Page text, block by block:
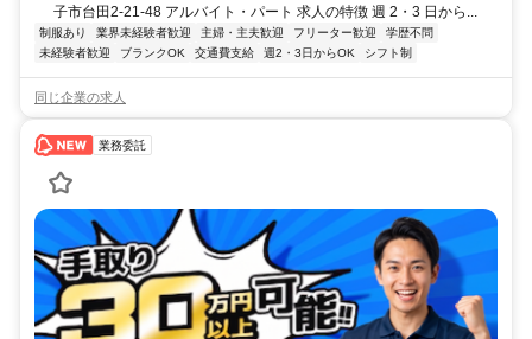
子市台田2-21-48 アルバイト・パート 求人の特徴 週 2・3 日から...
制服あり 業界未経験者歓迎 主婦・主夫歓迎 フリーター歓迎
学歴不問
未経験者歓迎
ブランクOK 交通費支給 週2・3日からOK シフト制
同じ企業の求人
業務委託